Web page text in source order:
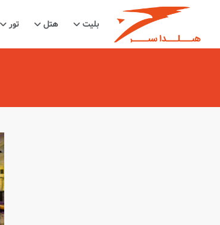
بلیت هتل تور